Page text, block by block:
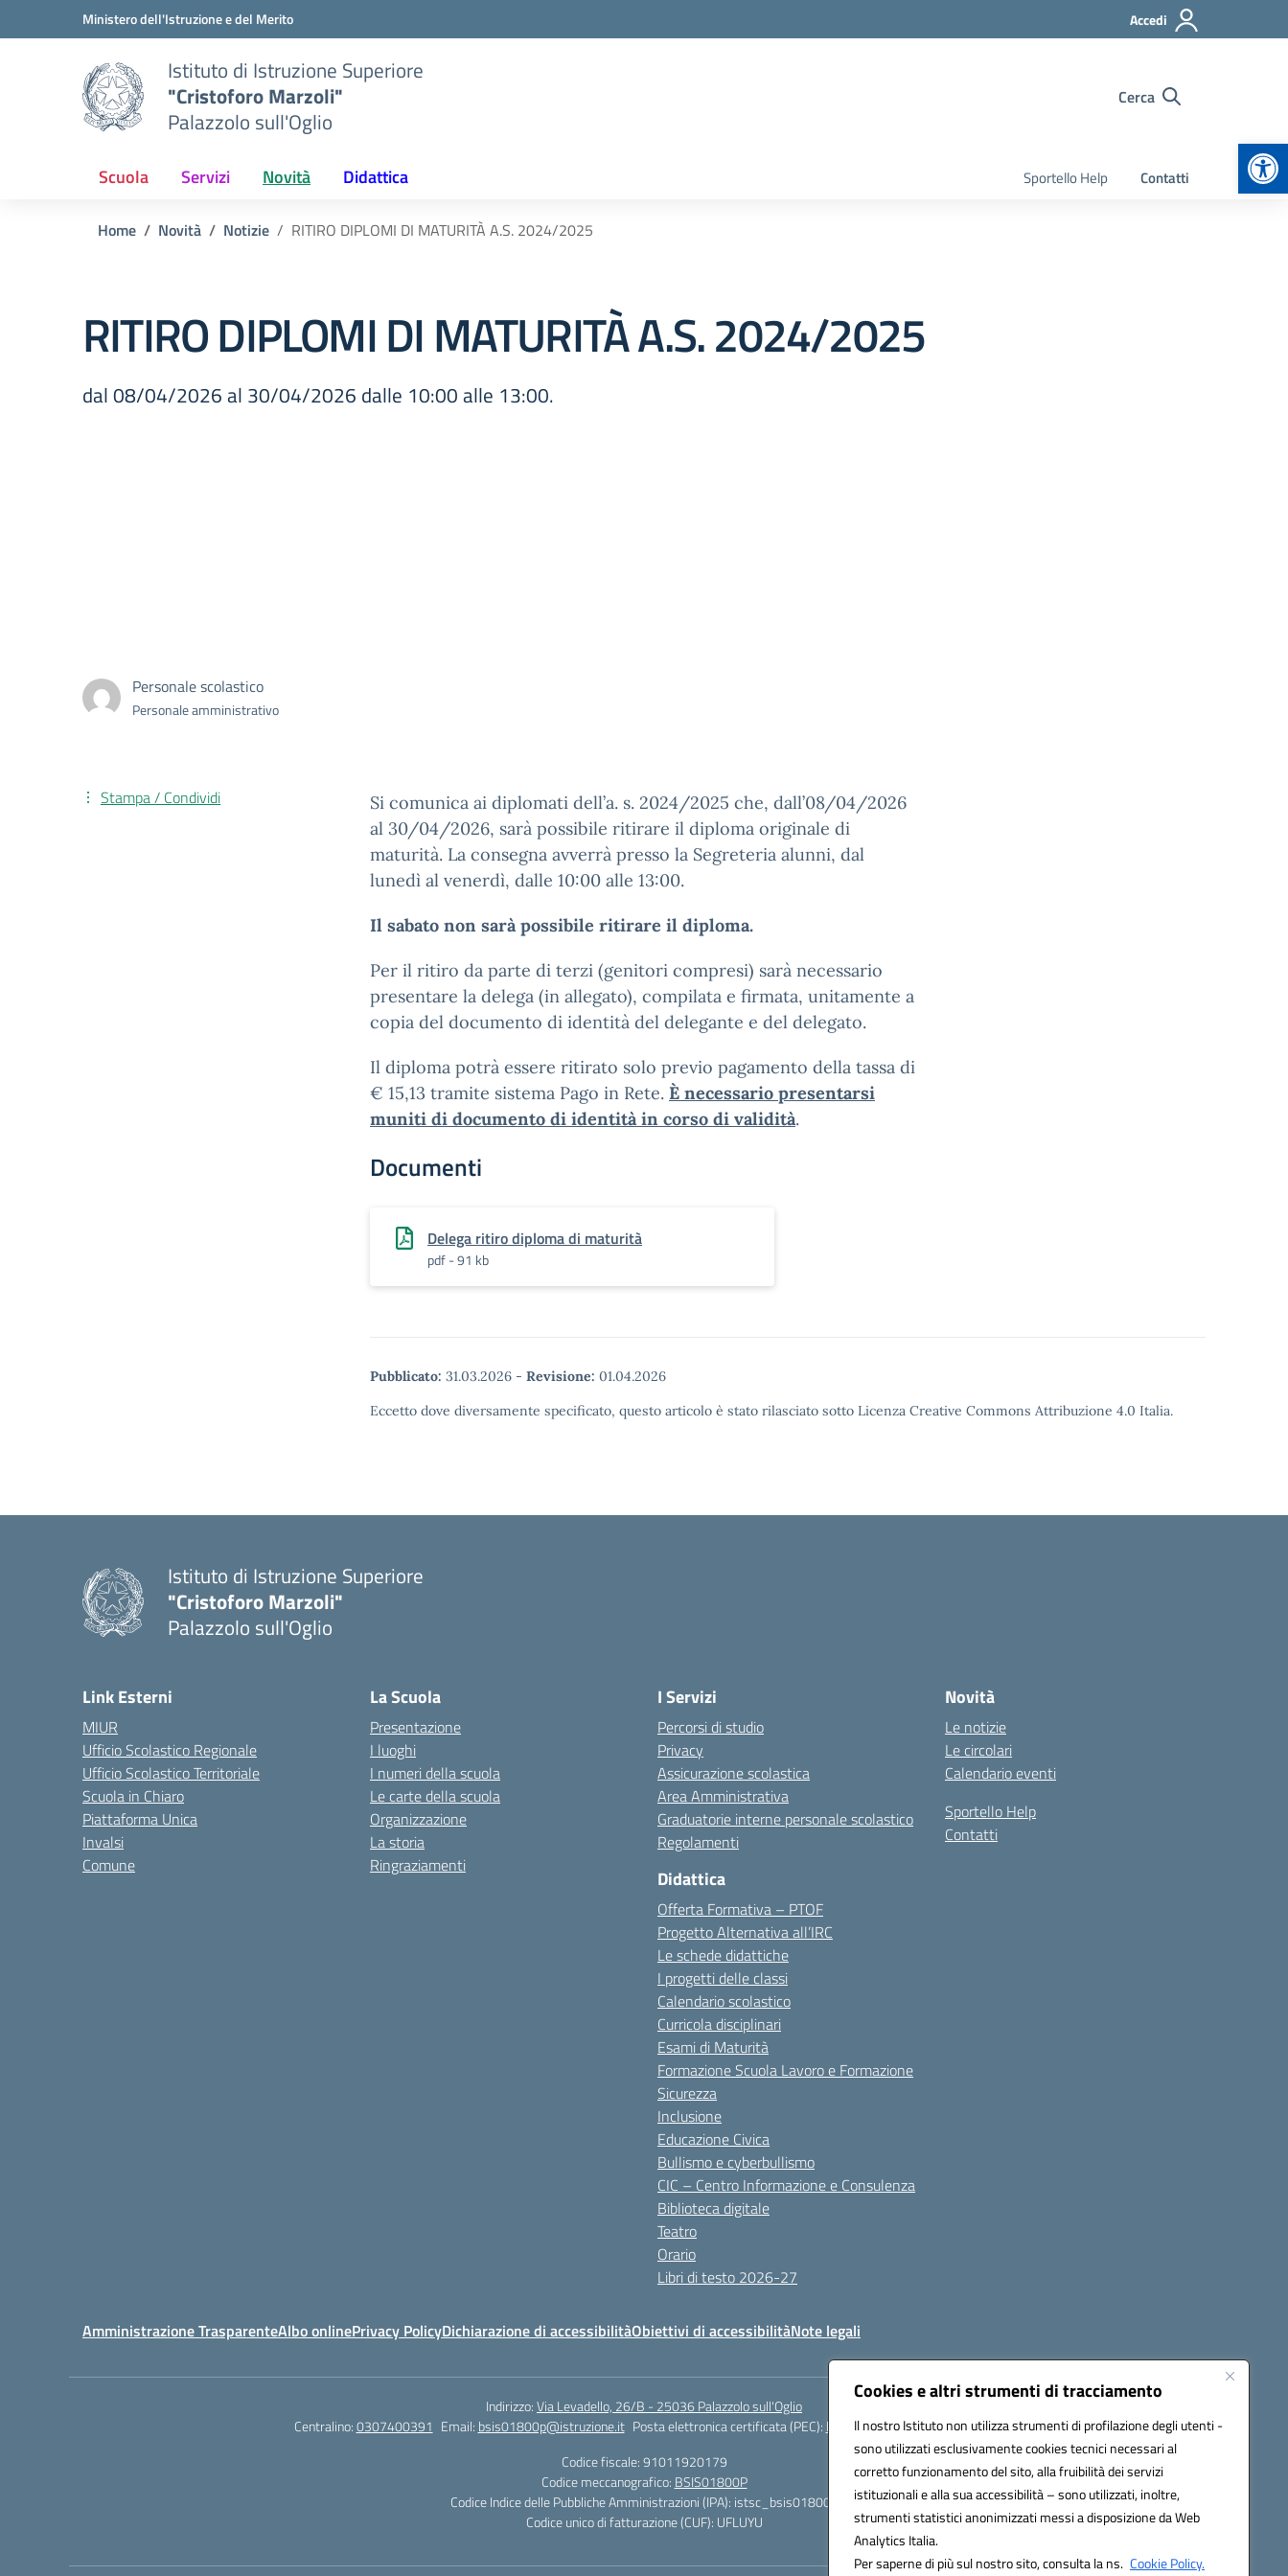
Cookies e altri strumenti di tracciamento
Il nostro Istituto non utilizza strumenti di profilazione degli utenti -
sono utilizzati esclusivamente cookies tecnici necessari al
corretto funzionamento del sito, alla fruibilità dei servizi
istituzionali e alla sua accessibilità – sono utilizzati, inoltre,
strumenti statistici anonimizzati messi a disposizione da Web
Analytics Italia.
Per saperne di più sul nostro sito, consulta la ns. Cookie Policy.
Vai ai contenuti
Vai al menu di navigazioneMinistero dell'Istruzione e del Merito Accedi
Istituto di Istruzione Superiore
"Cristoforo Marzoli"
Palazzolo sull'Oglio
Cerca
Scuola Servizi Novità Didattica Sportello Help Contatti
Home Novità Notizie RITIRO DIPLOMI DI MATURITÀ A.S. 2024/2025
RITIRO DIPLOMI DI MATURITÀ A.S. 2024/2025
dal 08/04/2026 al 30/04/2026 dalle 10:00 alle 13:00.
Personale scolastico
Personale amministrativo
Si comunica ai diplomati dell’a. s. 2024/2025 che, dall’08/04/2026
al 30/04/2026, sarà possibile ritirare il diploma originale di
maturità. La consegna avverrà presso la Segreteria alunni, dal
lunedì al venerdì, dalle 10:00 alle 13:00.
Il sabato non sarà possibile ritirare il diploma.
Per il ritiro da parte di terzi (genitori compresi) sarà necessario
presentare la delega (in allegato), compilata e firmata, unitamente a
copia del documento di identità del delegante e del delegato.
Il diploma potrà essere ritirato solo previo pagamento della tassa di
€ 15,13 tramite sistema Pago in Rete. È necessario presentarsi
muniti di documento di identità in corso di validità.
Documenti
Delega ritiro diploma di maturità
pdf - 91 kb
Pubblicato: 31.03.2026 - Revisione: 01.04.2026
Eccetto dove diversamente specificato, questo articolo è stato rilasciato sotto Licenza Creative Commons Attribuzione 4.0 Italia.
Stampa / Condividi
Istituto di Istruzione Superiore
"Cristoforo Marzoli"
Palazzolo sull'Oglio
Link Esterni
MIUR
Ufficio Scolastico Regionale
Ufficio Scolastico Territoriale
Scuola in Chiaro
Piattaforma Unica
Invalsi
Comune
La Scuola
Presentazione
I luoghi
I numeri della scuola
Le carte della scuola
Organizzazione
La storia
Ringraziamenti
I Servizi
Percorsi di studio
Privacy
Assicurazione scolastica
Area Amministrativa
Graduatorie interne personale scolastico
Regolamenti
Didattica
Offerta Formativa – PTOF
Progetto Alternativa all’IRC
Le schede didattiche
I progetti delle classi
Calendario scolastico
Curricola disciplinari
Esami di Maturità
Formazione Scuola Lavoro e Formazione
Sicurezza
Inclusione
Educazione Civica
Bullismo e cyberbullismo
CIC – Centro Informazione e Consulenza
Biblioteca digitale
Teatro
Orario
Libri di testo 2026-27
Novità
Le notizie
Le circolari
Calendario eventi
Sportello Help
Contatti
Amministrazione TrasparenteAlbo onlinePrivacy PolicyDichiarazione di accessibilitàObiettivi di accessibilitàNote legali
Indirizzo:Via Levadello, 26/B - 25036 Palazzolo sull'Oglio
Centralino:0307400391 Email: bsis01800p@istruzione.it Posta elettronica certificata (PEC): bsis01800p@pec.istruzione.it
Codice fiscale: 91011920179
Codice meccanografico: BSIS01800P
Codice Indice delle Pubbliche Amministrazioni (IPA): istsc_bsis01800p
Codice unico di fatturazione (CUF): UFLUYU